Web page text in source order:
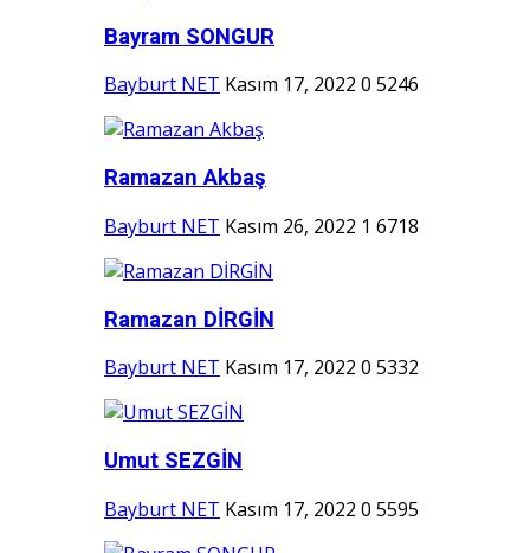
Bayram SONGUR
Bayburt NET Kasım 17, 2022 0 5246
Ramazan Akbaş
Bayburt NET Kasım 26, 2022 1 6718
Ramazan DİRGİN
Bayburt NET Kasım 17, 2022 0 5332
Umut SEZGİN
Bayburt NET Kasım 17, 2022 0 5595